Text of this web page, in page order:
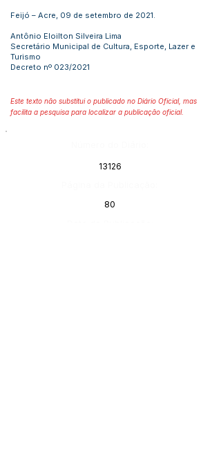
Feijó – Acre, 09 de setembro de 2021.
Antônio Eloilton Silveira Lima
Secretário Municipal de Cultura, Esporte, Lazer e
Turismo
Decreto nº 023/2021
Este texto não substitui o publicado no Diário Oficial, mas
facilita a pesquisa para localizar a publicação oficial.
13126
80